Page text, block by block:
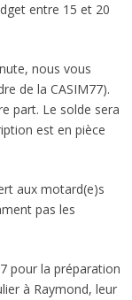
entre 15 et 20
nous vous
de la CASIM77).
part. Le solde sera
est en pièce
aux motard(e)s
pas les
pour la préparation
à Raymond, leur